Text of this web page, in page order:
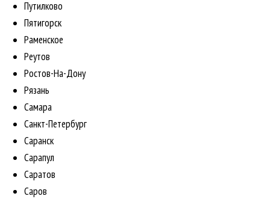
Путилково
Пятигорск
Раменское
Реутов
Ростов-На-Дону
Рязань
Самара
Санкт-Петербург
Саранск
Сарапул
Саратов
Саров